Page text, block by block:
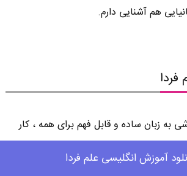
هم آشنایی دارم.
به زبان ساده و قابل فهم برای همه ، کار
داره لطفا با پرداخت مبلغ کمی در هزینه
آموزش انگلیسی علم فردا